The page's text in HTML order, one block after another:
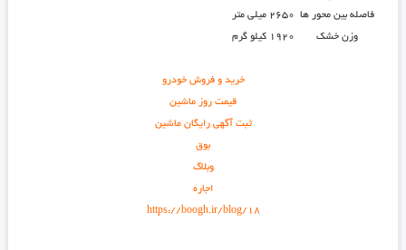
فاصله بین محور ها2650 میلی متر
وزن خشک
خرید و فروش خودرو
قیمت روز ماشین
ثبت آگهی رایگان ماشین
بوق
وبلاگ
اجاره
https://boogh.ir/blog/18